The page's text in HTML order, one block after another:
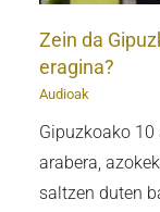
Zein da
eragina?
Audioak
Gipuzkoako
arabera,
saltzen duten